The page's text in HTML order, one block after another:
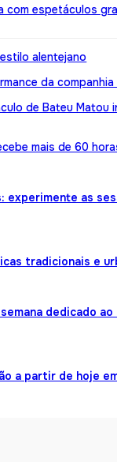
com espetáculos
alentejano
da companhia
de Bateu
mais de 60
experimente as
tradicionais e
dedicado ao
a partir de hoje